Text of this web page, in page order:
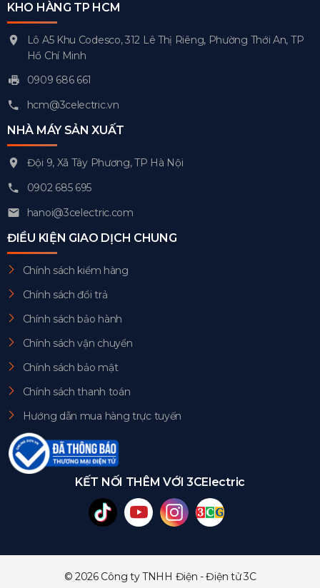
KHO HÀNG TP HCM
Lô A5 Khu Codesco, 312 Lê Thị Riêng, Phường Thới An, TP
Hồ Chí Minh
0909 686 661
hcm@3celectric.vn
NHÀ MÁY SẢN XUẤT
Đội 9, Xã Tây Phương, TP Hà Nội
0902 685 695
hanoi@3celectric.com
ĐIỀU KIỆN GIAO DỊCH CHUNG
Chính sách kiểm hàng
Chính sách đổi trả
Chính sách bảo hành
Chính sách vận chuyển
Chính sách bảo mật
Chính sách thanh toán
Hướng dẫn mua hàng trực tuyến
KẾT NỐI THÊM VỚI 3CElectric
© 2026 Công ty TNHH Điện - Điện tử 3C